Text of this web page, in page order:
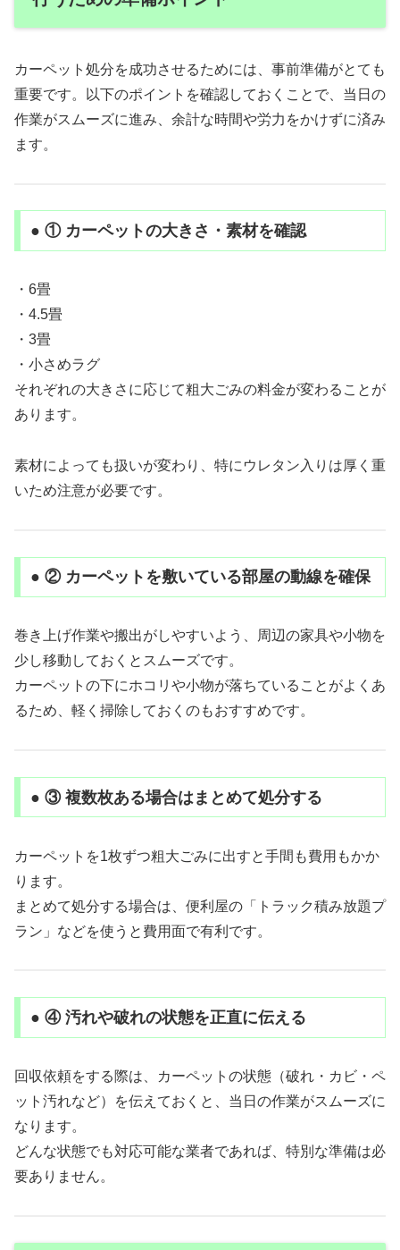
カーペット処分を成功させるためには、事前準備がとても
重要です。以下のポイントを確認しておくことで、当日の
作業がスムーズに進み、余計な時間や労力をかけずに済み
ます。
● ① カーペットの大きさ・素材を確認
・6畳
・4.5畳
・3畳
・小さめラグ
それぞれの大きさに応じて粗大ごみの料金が変わることが
あります。
素材によっても扱いが変わり、特にウレタン入りは厚く重
いため注意が必要です。
● ② カーペットを敷いている部屋の動線を確保
巻き上げ作業や搬出がしやすいよう、周辺の家具や小物を
少し移動しておくとスムーズです。
カーペットの下にホコリや小物が落ちていることがよくあ
るため、軽く掃除しておくのもおすすめです。
● ③ 複数枚ある場合はまとめて処分する
カーペットを1枚ずつ粗大ごみに出すと手間も費用もかか
ります。
まとめて処分する場合は、便利屋の「トラック積み放題プ
ラン」などを使うと費用面で有利です。
● ④ 汚れや破れの状態を正直に伝える
回収依頼をする際は、カーペットの状態（破れ・カビ・ペ
ット汚れなど）を伝えておくと、当日の作業がスムーズに
なります。
どんな状態でも対応可能な業者であれば、特別な準備は必
要ありません。